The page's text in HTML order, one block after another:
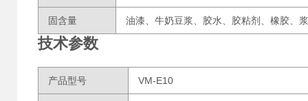
固含量 油漆、牛奶豆浆、胶水、胶粘剂、橡胶、
技术参数
产品型号 VM-E10